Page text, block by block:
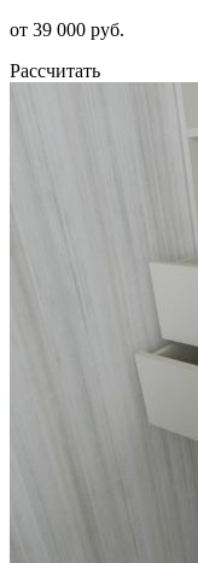
от 39 000 руб.
Рассчитать